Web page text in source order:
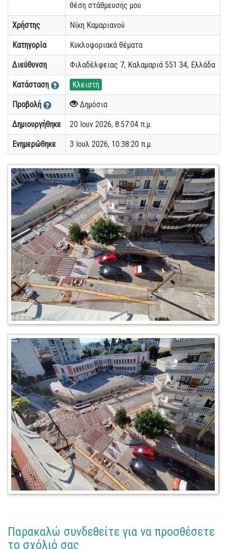
θέση στάθμευσής μου.
Χρήστης Νίκη Καμαριανού
Κατηγορία Κυκλοφοριακά θέματα
Διεύθυνση Φιλαδέλφειας 7, Καλαμαριά 551 34, Ελλάδα
Κατάσταση Κλειστή
Προβολή Δημόσια
Δημιουργήθηκε 20 Ιουν 2026, 8:57:04 π.μ.
Ενημερώθηκε 3 Ιουλ 2026, 10:38:20 π.μ.
Παρακαλώ συνδεθείτε για να προσθέσετε
το σχόλιό σας